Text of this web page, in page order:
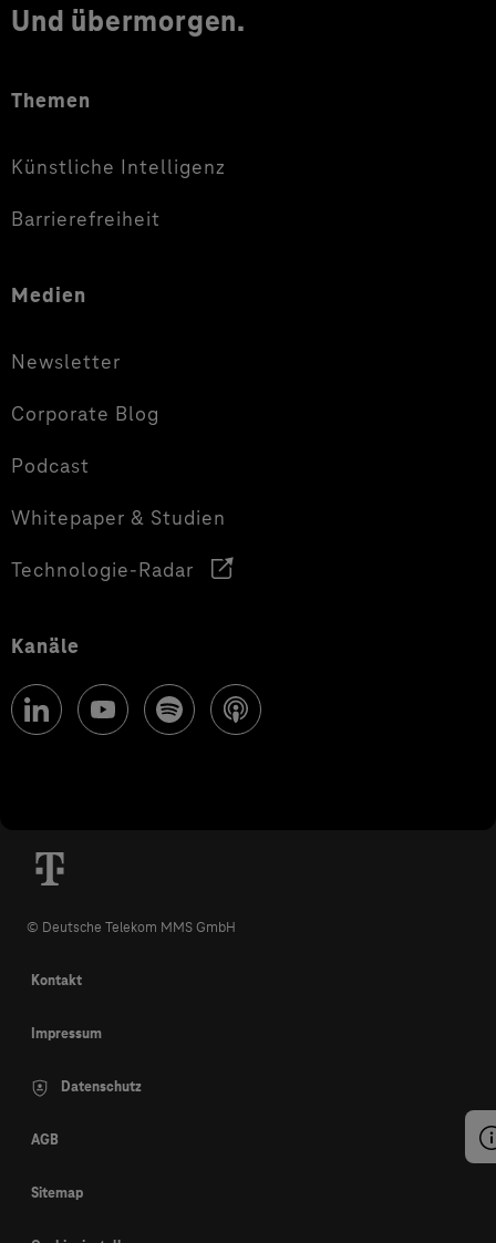
Und übermorgen.
Themen
Künstliche Intelligenz
Barrierefreiheit
Medien
Newsletter
Corporate Blog
Podcast
Whitepaper & Studien
Technologie-Radar
Kanäle
© Deutsche Telekom MMS GmbH
Kontakt
Impressum
Datenschutz
AGB
Sitemap